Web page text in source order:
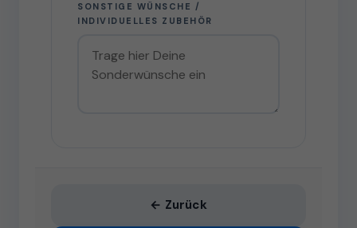
SONSTIGE WÜNSCHE /
INDIVIDUELLES ZUBEHÖR
← Zurück